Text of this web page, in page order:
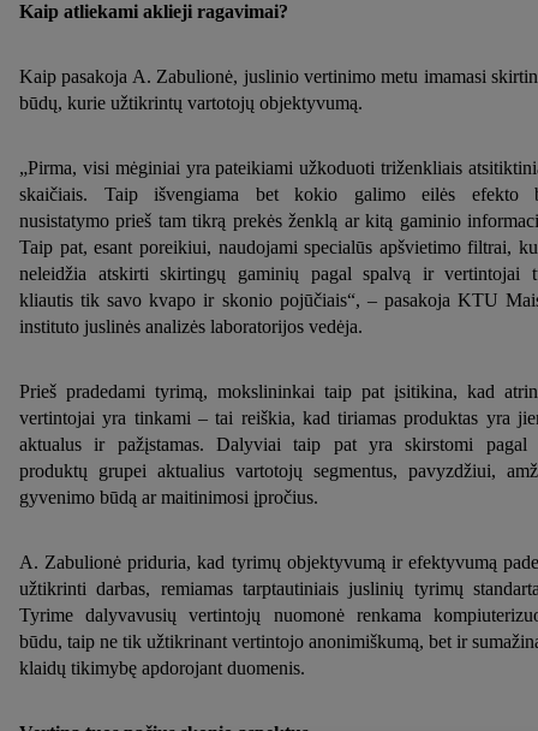
Kaip atliekami aklieji ragavimai?
Kaip pasakoja A. Zabulionė, juslinio vertinimo metu imamasi
būdų, kurie užtikrintų vartotojų objektyvumą.
„Pirma, visi mėginiai yra pateikiami užkoduoti triženkliais
skaičiais. Taip išvengiama bet kokio galimo eilės efekto
nusistatymo prieš tam tikrą prekės ženklą ar kitą gaminio
Taip pat, esant poreikiui, naudojami specialūs apšvietimo filtrai,
neleidžia atskirti skirtingų gaminių pagal spalvą ir vertintojai
kliautis tik savo kvapo ir skonio pojūčiais“, – pasakoja KTU
instituto juslinės analizės laboratorijos vedėja.
Prieš pradedami tyrimą, mokslininkai taip pat įsitikina, kad
vertintojai yra tinkami – tai reiškia, kad tiriamas produktas yra
aktualus ir pažįstamas. Dalyviai taip pat yra skirstomi pagal
produktų grupei aktualius vartotojų segmentus, pavyzdžiui,
gyvenimo būdą ar maitinimosi įpročius.
A. Zabulionė priduria, kad tyrimų objektyvumą ir efektyvumą
užtikrinti darbas, remiamas tarptautiniais juslinių tyrimų
Tyrime dalyvavusių vertintojų nuomonė renkama
būdu, taip ne tik užtikrinant vertintojo anonimiškumą, bet ir
klaidų tikimybę apdorojant duomenis.